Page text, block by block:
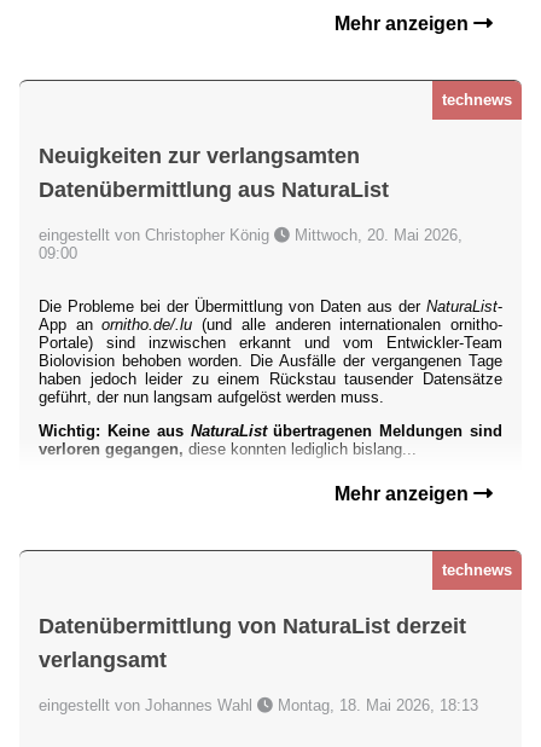
Mehr anzeigen
technews
Neuigkeiten zur verlangsamten
Datenübermittlung aus NaturaList
eingestellt von Christopher König
Mittwoch, 20. Mai 2026,
09:00
Die Probleme bei der Übermittlung von Daten aus der NaturaList-
App anornitho.de/.lu (und alle anderen internationalen ornitho-
Portale) sind inzwischen erkannt und vom Entwickler-Team
Biolovision behoben worden. Die Ausfälle der vergangenen Tage
haben jedoch leider zu einem Rückstau tausender Datensätze
geführt, der nun langsam aufgelöst werden muss.
Wichtig: Keine aus NaturaListübertragenen Meldungen sind
verloren gegangen, diese konnten lediglich bislang...
Mehr anzeigen
technews
Datenübermittlung von NaturaList derzeit
verlangsamt
eingestellt von Johannes Wahl Montag, 18. Mai 2026, 18:13